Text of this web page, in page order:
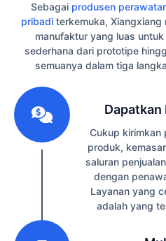
Sebagai produsen
pribadi terkemuka, Xiangxiang
manufaktur yang luas
sederhana dari prototipe
semuanya dalam tiga
Dapatkan
Cukup kirimkan
produk,
saluran
dengan
Layanan yang
adalah yang